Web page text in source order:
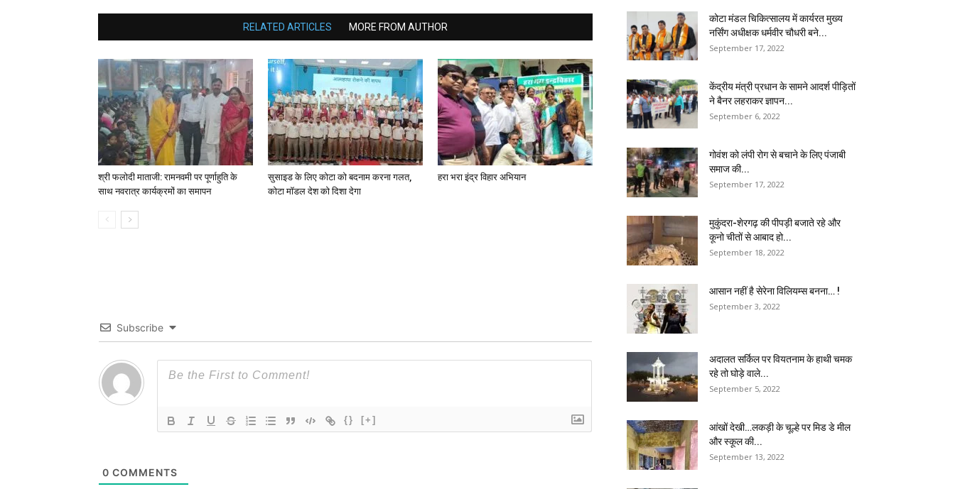
RELATED ARTICLES MORE FROM AUTHOR
श्री फलोदी माताजी: रामनवमी पर पूर्णाहुति के
साथ नवरात्र कार्यक्रमों का समापन
सुसाइड के लिए कोटा को बदनाम करना गलत,
कोटा मॉडल देश को दिशा देगा
हरा भरा इंद्र विहार अभियान
Subscribe
{} [+]
0 COMMENTS
कोटा मंडल चिकित्सालय में कार्यरत मुख्य
नर्सिंग अधीक्षक धर्मवीर चौधरी बने...
September 17, 2022
केंद्रीय मंत्री प्रधान के सामने आदर्श पीड़ितों
ने बैनर लहराकर ज्ञापन...
September 6, 2022
गोवंश को लंपी रोग से बचाने के लिए पंजाबी
समाज की...
September 17, 2022
मुकुंदरा-शेरगढ़ की पीपड़ी बजाते रहे और
कूनो चीतों से आबाद हो...
September 18, 2022
आसान नहीं है सेरेना विलियम्स बनना… !
September 3, 2022
अदालत सर्किल पर वियतनाम के हाथी चमक
रहे तो घोड़े वाले...
September 5, 2022
आंखों देखी…लकड़ी के चूल्हे पर मिड डे मील
और स्कूल की...
September 13, 2022